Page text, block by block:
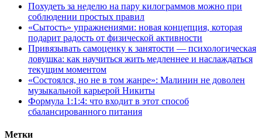
Похудеть за неделю на пару килограммов можно при
соблюдении простых правил
«Сытость» упражнениями: новая концепция, которая
подарит радость от физической активности
Привязывать самоценку к занятости — психологическая
ловушка: как научиться жить медленнее и наслаждаться
текущим моментом
«Состоялся, но не в том жанре»: Малинин не доволен
музыкальной карьерой Никиты
Формула 1:1:4: что входит в этот способ
сбалансированного питания
Метки